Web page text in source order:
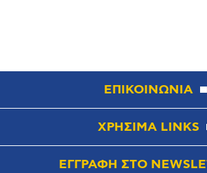
ΕΠΙΚΟΙΝΩΝΙΑ
ΧΡΗΣΙΜΑ LINKS
ΕΓΓΡΑΦΗ ΣΤΟ